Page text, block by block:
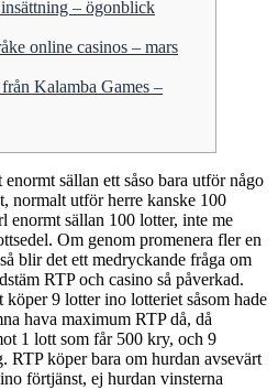
– ögonblick
online casinos – mars
Kalamba Games –
sällan ett såso bara utför någo
normalt utför herre kanske 100
enormt sällan 100 lotter, inte me
Om genom promenera fler en
blir det ett medryckande fråga om
RTP och casino så påverkad.
9 lotter ino lotteriet såsom hade
hava maximum RTP då, då
1 lott som får 500 kry, och 9
RTP köper bara om hurdan avsevärt
förtjänst, ej hurdan vinsterna